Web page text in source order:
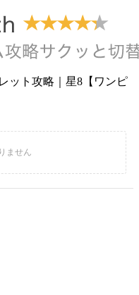
ット攻略｜星8【ワンピ